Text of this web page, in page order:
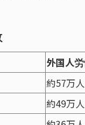
外国人
約57万人
約49万人